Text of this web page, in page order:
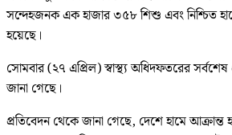
সন্দেহজনক এক হাজার ৩৫৮ শিশু এবং নিশ্চিত
হয়েছে।
সোমবার (২৭ এপ্রিল) স্বাস্থ্য অধিদফতরের
জানা গেছে।
প্রতিবেদন থেকে জানা গেছে, দেশে হামে